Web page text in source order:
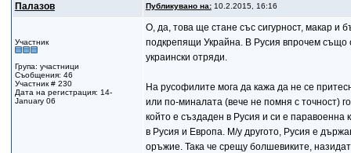
Палазов Публикувано на:10.2.2015, 16:16
Участник
Група: участници
Съобщения: 46
Участник # 230
Дата на регистрация: 14-
January 06
О, да, това ще стане със сигурност, макар и
подкрепящи Украйна. В Русия впрочем също
украински отряди.
На русофилите мога да кажа да не се
или по-миналата (вече не помня с точност)
който е създаден в Русия и си е паравоенна
в Русия и Европа. М/у другото, Русия е
оръжие. Така че срещу болшевиките,